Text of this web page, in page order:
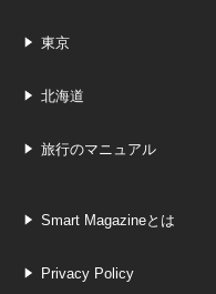
東京
北海道
旅行のマニュアル
Smart Magazineとは
Privacy Policy